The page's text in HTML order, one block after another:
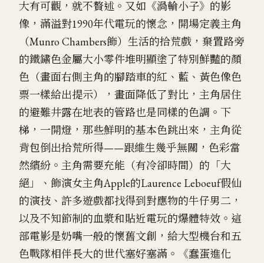
大有可觀，就不贅述。又如《渦輪小子》的影
像，滿溢對1990年代電玩的懷念，開場定義主角
（Munro Chambers飾）生活的拾荒戲，棄置路旁
的鐵鏽色金屬大小零件堆明顯塗了特別鮮豔的顏
色（畫面右側主角的腳踏車的紅、藍、黃色像色
票一樣給出提示），畫面降低了對比，主角居住
的避難井露在地表的管路也是同樣的色調。下
梯，一開燈，那些鮮明的基本色跳出來，主角從
背包倒出拾荒所得——跟維生幾乎無關，色彩當
然繽紛。主角需要充能（有冷卻時間）的「大
絕」、飾演女主角Apple的Laurence Leboeuf假仙
的演技、許多遊戲都找得到對應物的牛仔男二，
以及不知節制的血漿和貼近電玩的爆體特效。這
部電影是奶嘴一般的懷舊文創，給大型機台和五
色戰隊相伴長大的世代塞好塞滿。《蠢蛋進化